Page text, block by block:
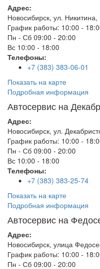
Адрес:
Новосибирск, ул. Никитина,
График работы: 10:00 -
Пн - Сб 09:00 - 20:00
Вс 10:00 - 18:00
Телефоны:
+7 (383) 383-06-01
Показать на карте
Подробная информация
Автосервис на
Адрес:
Новосибирск, ул.
График работы: 10:00 -
Пн - Сб 09:00 - 20:00
Вс 10:00 - 18:00
Телефоны:
+7 (383) 383-25-74
Показать на карте
Подробная информация
Автосервис на
Адрес:
Новосибирск, улица
График работы: 10:00 -
Пн - Сб 09:00 - 20:00